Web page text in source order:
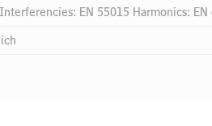
EN 55015 Harmonics: